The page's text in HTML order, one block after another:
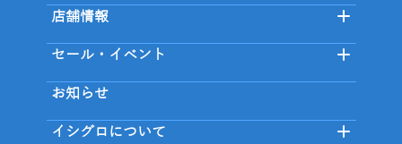
店舗情報
セール・イベント
お知らせ
イシグロについて